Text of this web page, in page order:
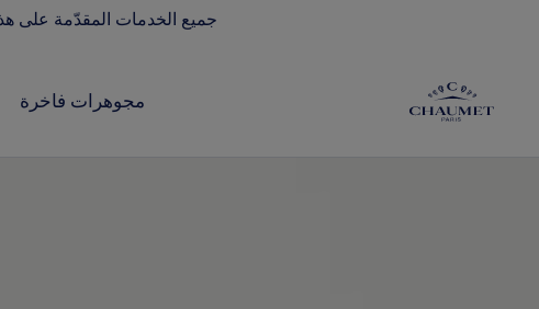
جميع الخدمات المقدّمة على
مجوهرات فاخرة